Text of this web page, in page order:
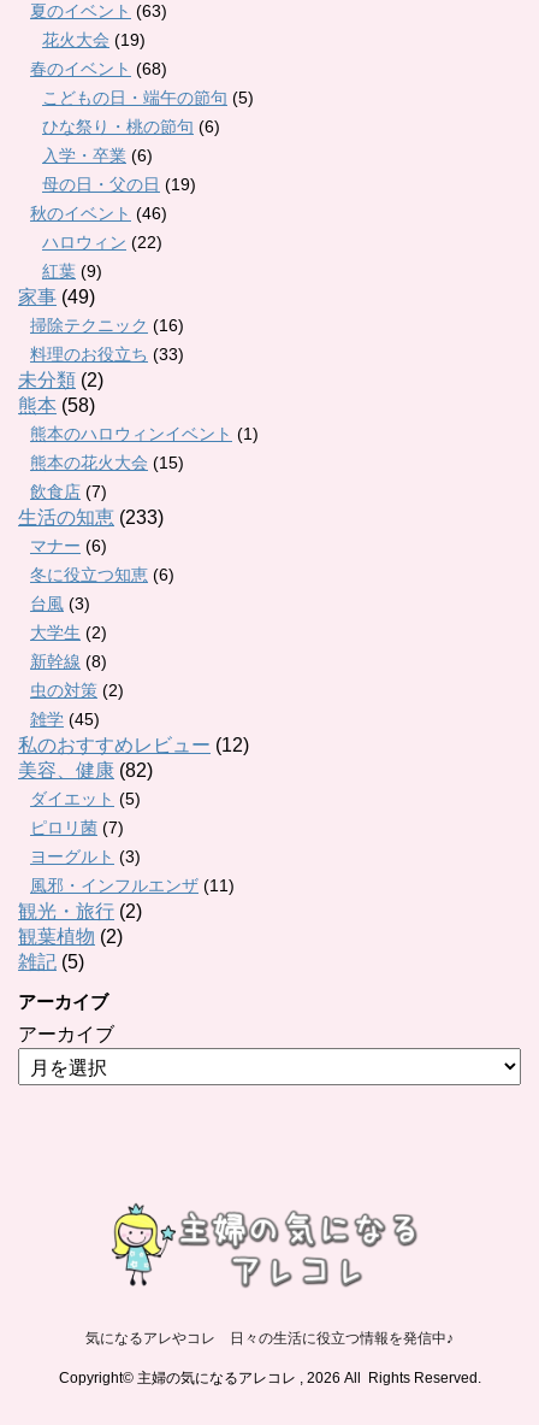
夏のイベント (63)
花火大会 (19)
春のイベント (68)
こどもの日・端午の節句 (5)
ひな祭り・桃の節句 (6)
入学・卒業 (6)
母の日・父の日 (19)
秋のイベント (46)
ハロウィン (22)
紅葉 (9)
家事 (49)
掃除テクニック (16)
料理のお役立ち (33)
未分類 (2)
熊本 (58)
熊本のハロウィンイベント (1)
熊本の花火大会 (15)
飲食店 (7)
生活の知恵 (233)
マナー (6)
冬に役立つ知恵 (6)
台風 (3)
大学生 (2)
新幹線 (8)
虫の対策 (2)
雑学 (45)
私のおすすめレビュー (12)
美容、健康 (82)
ダイエット (5)
ピロリ菌 (7)
ヨーグルト (3)
風邪・インフルエンザ (11)
観光・旅行 (2)
観葉植物 (2)
雑記 (5)
アーカイブ
アーカイブ
気になるアレやコレ 日々の生活に役立つ情報を発信中♪
Copyright© 主婦の気になるアレコレ , 2026 All Rights Reserved.